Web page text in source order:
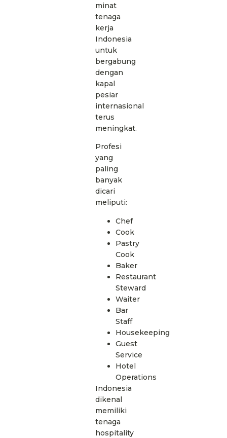
minat
tenaga
kerja
Indonesia
untuk
bergabung
dengan
kapal
pesiar
internasional
terus
meningkat.
Profesi
yang
paling
banyak
dicari
meliputi:
Chef
Cook
Pastry
Cook
Baker
Restaurant
Steward
Waiter
Bar
Staff
Housekeeping
Guest
Service
Hotel
Operations
Indonesia
dikenal
memiliki
tenaga
hospitality